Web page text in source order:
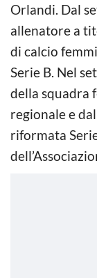
Orlandi. Dal
allenatore a
di calcio
Serie B. Nel
della squadra
regionale e
riformata